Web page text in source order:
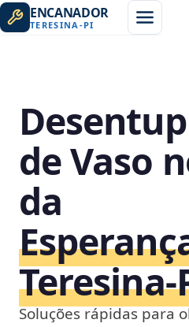
ENCANADOR
TERESINA -PI
de Vaso
da
Soluções rápidas para